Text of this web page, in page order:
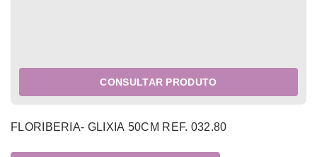
CONSULTAR PRODUTO
FLORIBERIA- GLIXIA 50CM REF. 032.80